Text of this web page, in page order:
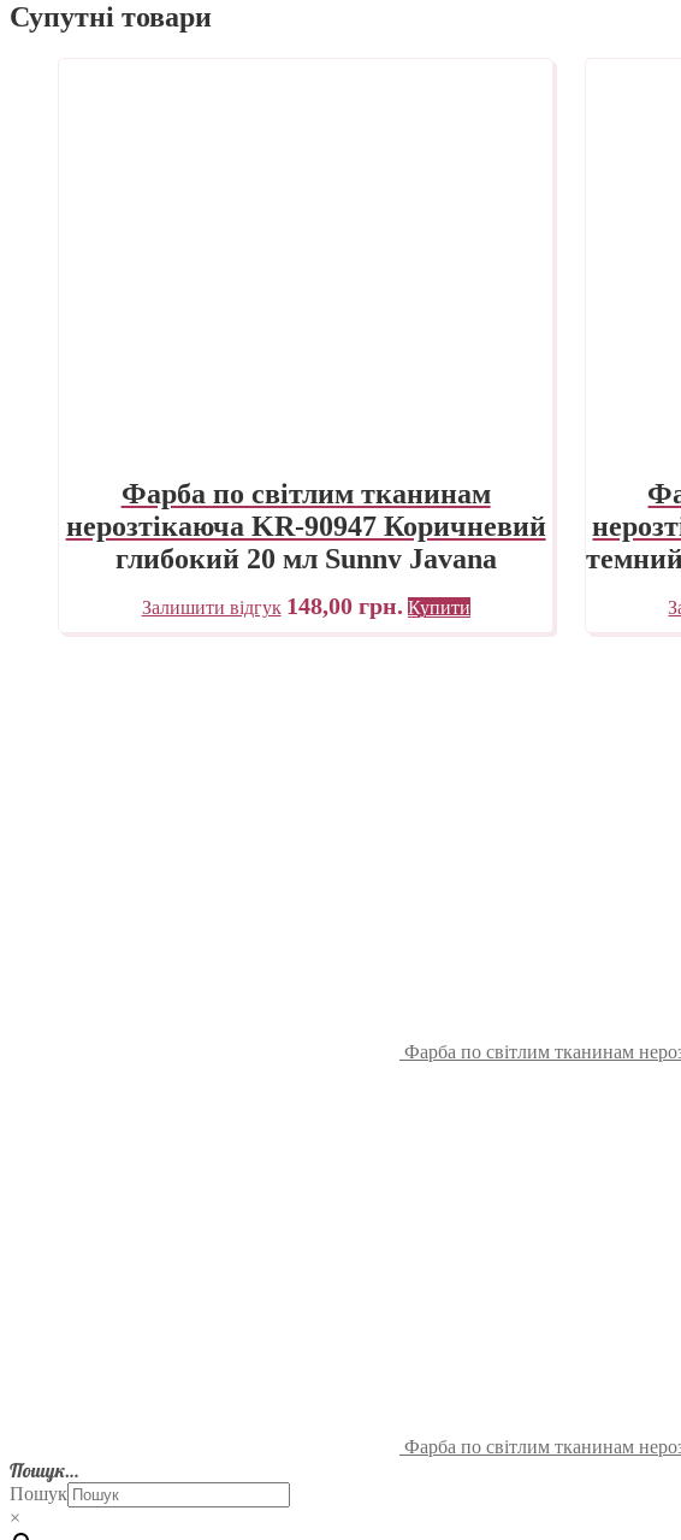
Супутні товари
Фарба по світлим тканинам
нерозтікаюча KR-90947 Коричневий
глибокий 20 мл Sunny Javana
C.KREUL
Залишити відгук 148,00 грн. Купити
Фарба по світлим тканинам
Фарба по світлим тканинам
Пошук…
Пошук
×